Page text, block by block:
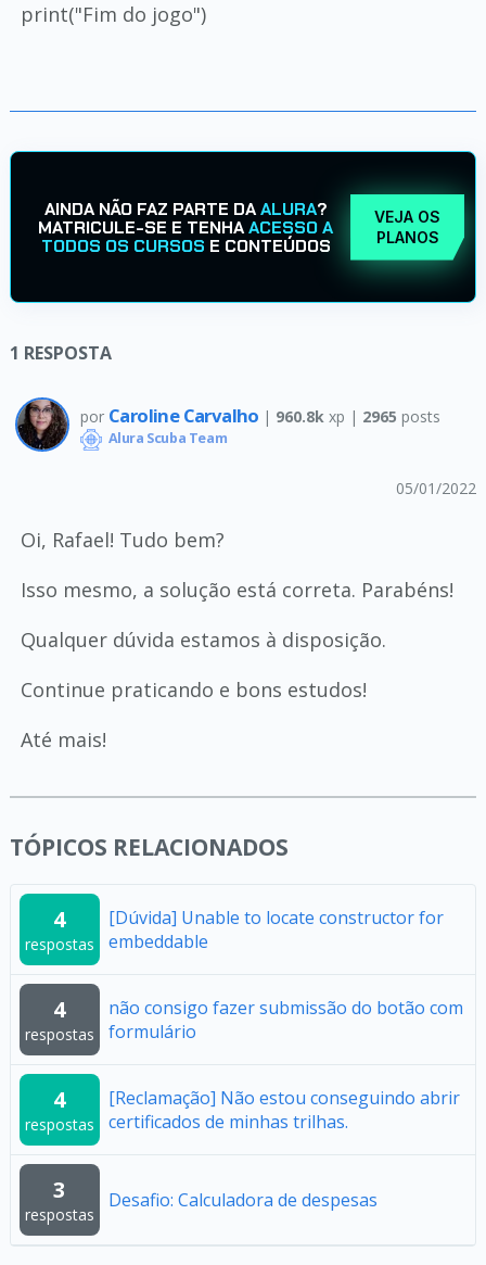
print("Fim do jogo")
AINDA NÃO FAZ PARTE DAALURA?
MATRICULE-SE E TENHAACESSO A
TODOS OS CURSOS E CONTEÚDOS
VEJA OS
PLANOS
1 RESPOSTA
por Caroline Carvalho | 960.8k xp | 2965 posts
Alura Scuba Team
05/01/2022
Oi, Rafael! Tudo bem?
Isso mesmo, a solução está correta. Parabéns!
Qualquer dúvida estamos à disposição.
Continue praticando e bons estudos!
Até mais!
TÓPICOS RELACIONADOS
4
respostas
[Dúvida] Unable to locate constructor for
embeddable
4
respostas
não consigo fazer submissão do botão com
formulário
4
respostas
[Reclamação] Não estou conseguindo abrir
certificados de minhas trilhas.
3
respostas
Desafio: Calculadora de despesas